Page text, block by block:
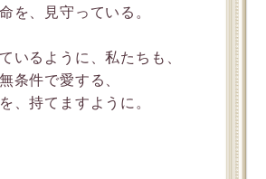
を、見守っている。
いるように、私たちも、
条件で愛する、
、持てますように。